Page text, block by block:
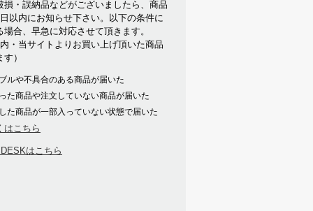
損・誤納品などがございましたら、商品
以内にお知らせ下さい。以下の条件に
場合、早急に対応させて頂きます。
・当サイトよりお買い上げ頂いた商品
）
ルや不具合のある商品が届いた
た商品や注文していない商品が届いた
た商品が一部入っていない状態で届いた
こちら
はこちら